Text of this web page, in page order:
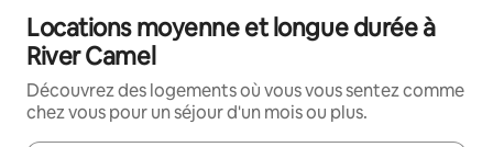
Locations moyenne et longue durée à
River Camel
Découvrez des logements où vous vous sentez comme
chez vous pour un séjour d'un mois ou plus.